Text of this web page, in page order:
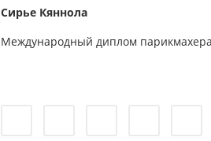
Сирье Кяннола
Международный диплом парикмахера,